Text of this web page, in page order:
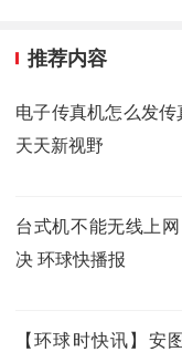
推荐内容
电子传真机怎么发传
天天新视野
台式机不能无线上
决 环球快播报
【环球时快讯】安